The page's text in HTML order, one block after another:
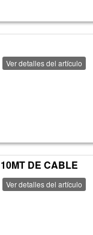
Ver detalles del artículo
DE CABLE
Ver detalles del artículo